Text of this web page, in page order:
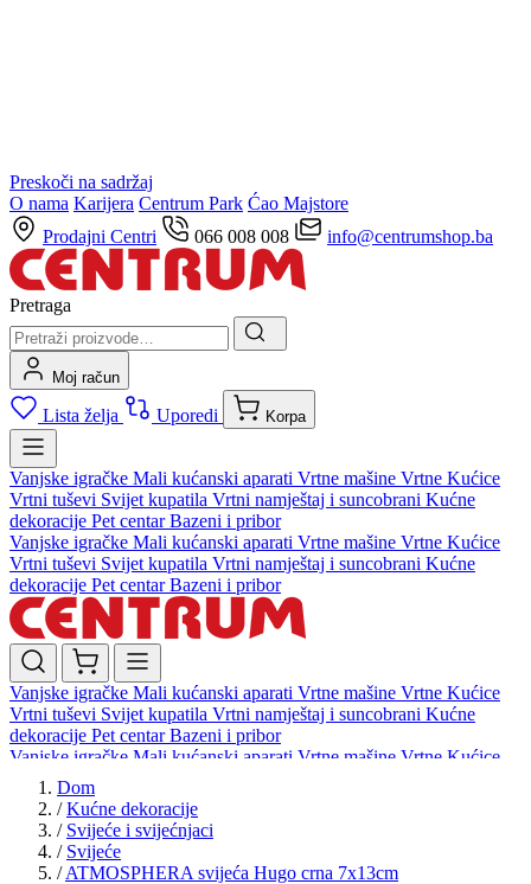
Preskoči na sadržaj
O nama Karijera Centrum Park Ćao Majstore
Prodajni Centri
066 008 008 info@centrumshop.ba
Pretraga
Moj račun
Lista želja Uporedi Korpa
Vanjske igračke Mali kućanski aparati Vrtne mašine Vrtne Kućice
Vrtni tuševi Svijet kupatila Vrtni namještaj i suncobrani Kućne
dekoracije Pet centarBazeni i pribor
Vanjske igračke Mali kućanski aparati Vrtne mašine Vrtne Kućice
Vrtni tuševi Svijet kupatila Vrtni namještaj i suncobrani Kućne
dekoracije Pet centarBazeni i pribor
Vanjske igračke Mali kućanski aparati Vrtne mašine Vrtne Kućice
Vrtni tuševi Svijet kupatila Vrtni namještaj i suncobrani Kućne
dekoracije Pet centarBazeni i pribor
Vanjske igračke Mali kućanski aparati Vrtne mašine Vrtne Kućice
Vrtni tuševi
dekoracijePet centar Bazeni i pribor
Dom
/ Kućne dekoracije
/ Svijeće i svijećnjaci
/ Svijeće
/ ATMOSPHERA svijeća Hugo crna 7x13cm